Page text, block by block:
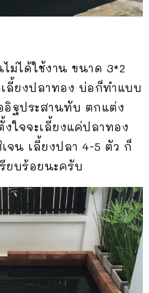
ม่ได้ใช้งาน ขนาด 3*2
ลี้ยงปลาทอง บ่อก็ทำแบบ
อิฐประสานทับ ตกแต่ง
ใจจะเลี้ยงแค่ปลาทอง
จน เลี้ยงปลา 4-5 ตัว ก็
ยบร้อยนะครับ